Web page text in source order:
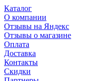
Каталог
О компании
Отзывы на Яндекс
Отзывы о магазине
Оплата
Доставка
Контакты
Скидки